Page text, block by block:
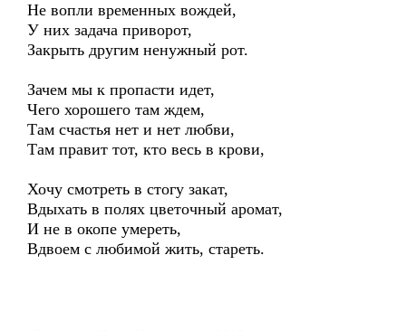
Не вопли временных вождей,
У них задача приворот,
Закрыть другим ненужный рот.
Зачем мы к пропасти идет,
Чего хорошего там ждем,
Там счастья нет и нет любви,
Там правит тот, кто весь в крови,
Хочу смотреть в стогу закат,
Вдыхать в полях цветочный аромат,
И не в окопе умереть,
Вдвоем с любимой жить, стареть.